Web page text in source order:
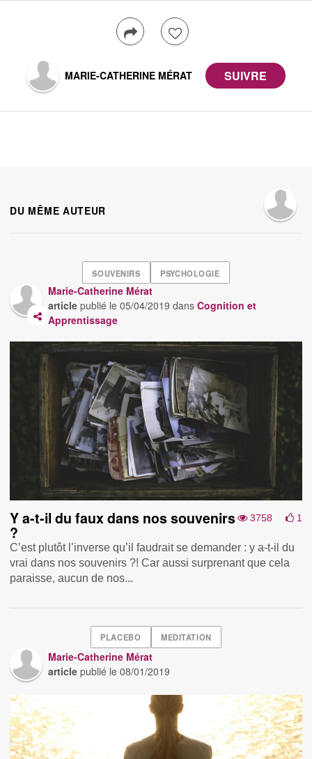
MARIE-CATHERINE MÉRAT
DU MÊME AUTEUR
SOUVENIRS PSYCHOLOGIE
Marie-Catherine Mérat
article publié le05/04/2019 dansCognition et
Apprentissage
3758 1
Y a-t-il du faux dans nos souvenirs
?
C’est plutôt l’inverse qu’il faudrait se demander : y a-t-il du
vrai dans nos souvenirs ?! Car aussi surprenant que cela
paraisse, aucun de nos...
PLACEBO MEDITATION
Marie-Catherine Mérat
article publié le08/01/2019